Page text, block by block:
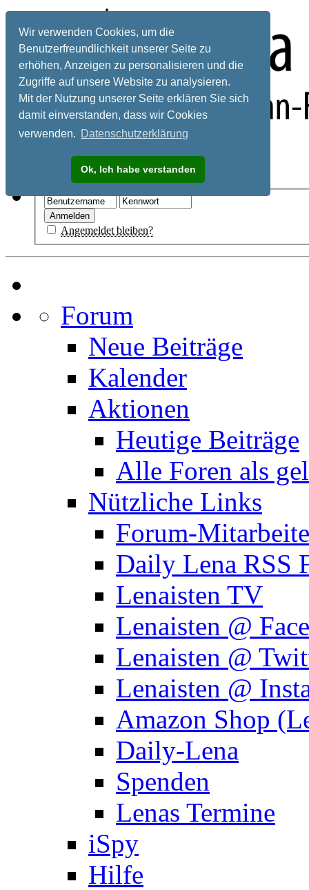
Wir verwenden Cookies, um die
Benutzerfreundlichkeit unserer Seite zu
erhöhen, Anzeigen zu personalisieren und die
Zugriffe auf unsere Website zu analysieren.
Mit der Nutzung unserer Seite erklären Sie sich
damit einverstanden, dass wir Cookies
verwenden. Datenschutzerklärung
Ok, Ich habe verstanden
Registrieren
Angemeldet bleiben?
Forum
Neue Beiträge
Kalender
Aktionen
Heutige Beiträge
Alle Foren als
Nützliche Links
Forum-
Daily Lena RSS
Lenaisten TV
Lenaisten @
Lenaisten @
Lenaisten @
Amazon Shop
Daily-Lena
Spenden
Lenas Termine
iSpy
Hilfe